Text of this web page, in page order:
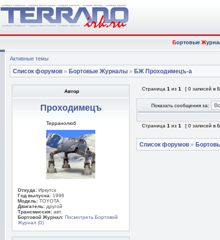
БортовыеЖ
Активные темы
Список форумов » Бортовые Журналы » БЖ Проходимецъ-а
Автор
Проходимецъ
Терранолюб
Откуда: Иркутск
Год выпуска: 1996
Модель: TOYOTA
Двигатель: другой
Трансмиссия: авт.
Бортовой Журнал: Посмотреть Бортовой
Журнал (0)
Страница 1 из 1 [ 0 записей в
Показать сообщения за:
Страница 1 из 1 [ 0 записей в
Список форумов »